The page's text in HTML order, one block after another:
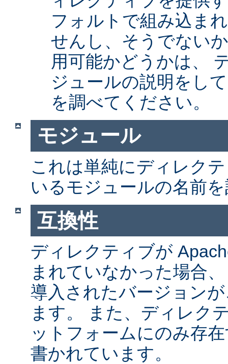
フォルトで組み込ま
せんし、そうでない
用可能かどうかは、
ジュールの説明をし
を調べてください。
モジュール
これは単純にディレク
いるモジュールの名前
互換性
ディレクティブが
まれていなかった場合
導入されたバージョン
ます。 また、ディレク
ットフォームにのみ存
書かれています。